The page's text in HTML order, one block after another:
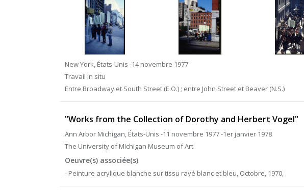
New York, États-Unis -14 novembre 1977
Travail in situ
Entre Broadway et South Street (E.O.) ; entre John Street et Beaver (N.S.)
"Works from the Collection of Dorothy and Herbert Vogel"
Ann Arbor Michigan, États-Unis -11 novembre 1977 -1er janvier 1978
The University of Michigan Museum of Art
Oeuvre(s) associée(s)
- Peinture acrylique blanche sur tissu rayé blanc et bleu, Octobre, 1970,